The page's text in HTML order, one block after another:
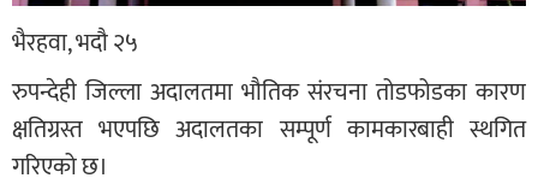
भैरहवा, भदौ २५
रुपन्देही जिल्ला अदालतमा भौतिक संरचना तोडफोडका कारण
क्षतिग्रस्त भएपछि अदालतका सम्पूर्ण कामकारबाही स्थगित
गरिएको छ।